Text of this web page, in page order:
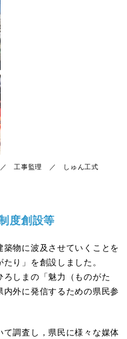
工事監理 ／ しゅん工式
度創設等
物に波及させていくことを
り」を創設しました。
ろしまの「魅力（ものがた
外に発信するための県民参
調査し，県民に様々な媒体